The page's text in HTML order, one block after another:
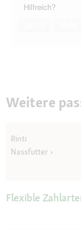
Hilfreich?
Weitere
Rinti
Nassfutter
Flexible